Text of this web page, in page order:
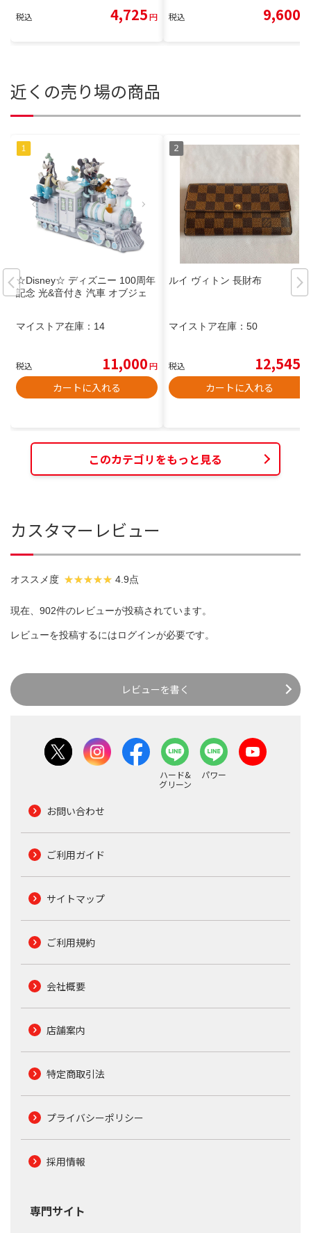
税込 4,725円 税込 9,600
近くの売り場の商品
☆Disney☆ ディズニー 100周年
記念 光&音付き 汽車 オブジェ
マイストア在庫： 14
税込 11,000円
カートに入れる
ルイ ヴィトン 長財布
マイストア在庫： 50
税込 12,545
カートに入れる
このカテゴリをもっと見る
カスタマーレビュー
オススメ度 4.9点
現在、902件のレビューが投稿されています。
レビューを投稿するにはログインが必要です。
レビューを書く
ハード&
グリーン
パワー
お問い合わせ
ご利用ガイド
サイトマップ
ご利用規約
会社概要
店舗案内
特定商取引法
プライバシーポリシー
採用情報
専門サイト